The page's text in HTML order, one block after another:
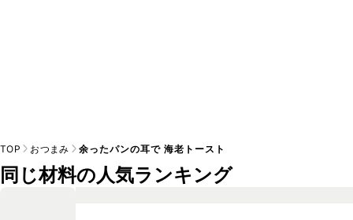
TOP おつまみ 余ったパンの耳で 海老トースト
同じ材料の人気ランキング